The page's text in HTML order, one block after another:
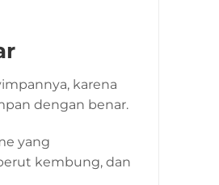
karena
dengan benar.
yang
kembung, dan